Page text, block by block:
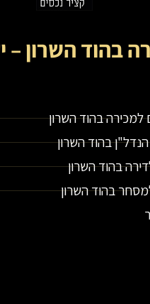
בהוד השרון –
למכירה בהוד השרון
בהוד השרון
בהוד השרון
בהוד השרון